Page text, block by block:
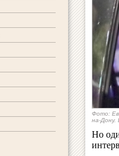
Фото:
на-Дону.
Но